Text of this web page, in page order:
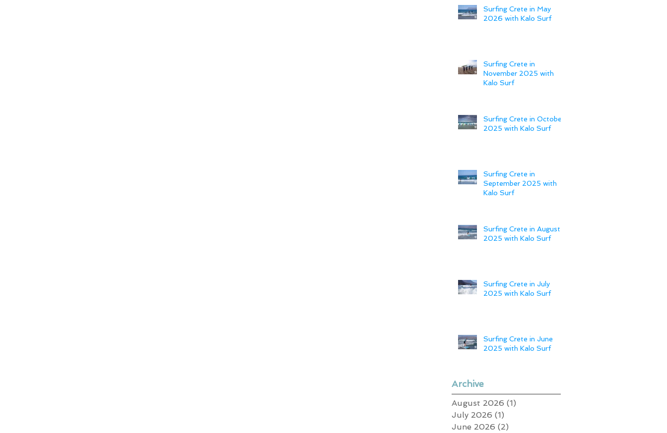
Surfing Crete in May
2026 with Kalo Surf
Surfing Crete in
November 2025 with
Kalo Surf
Surfing Crete in October
2025 with Kalo Surf
Surfing Crete in
September 2025 with
Kalo Surf
Surfing Crete in August
2025 with Kalo Surf
Surfing Crete in July
2025 with Kalo Surf
Surfing Crete in June
2025 with Kalo Surf
Archive
August 2026 (1)
July 2026 (1)
June 2026 (2)